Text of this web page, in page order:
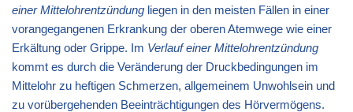
einer Mittelohrentzündung liegen in den meisten Fällen in einer
vorangegangenen Erkrankung der oberen Atemwege wie einer
Erkältung oder Grippe. Im Verlauf einer Mittelohrentzündung
kommt es durch die Veränderung der Druckbedingungen im
Mittelohr zu heftigen Schmerzen, allgemeinem Unwohlsein und
zu vorübergehenden Beeinträchtigungen des Hörvermögens.